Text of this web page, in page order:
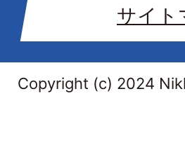
サイト
Copyright (c) 2024